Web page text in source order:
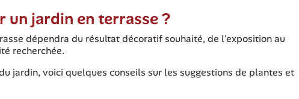
un jardin en terrasse ?
dépendra du résultat décoratif souhaité, de l'exposition au
recherchée.
jardin, voici quelques conseils sur les suggestions de plantes et